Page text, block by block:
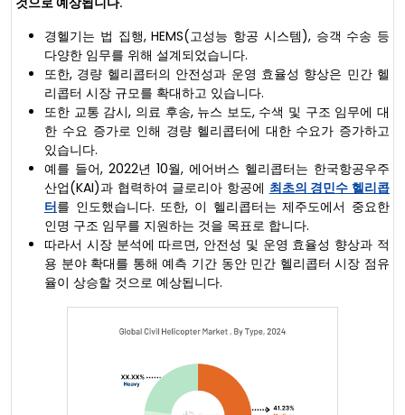
경헬기는 법 집행, HEMS(고성능 항공 시스템), 승객 수송 등
다양한 임무를 위해 설계되었습니다.
또한, 경량 헬리콥터의 안전성과 운영 효율성 향상은 민간 헬
리콥터 시장 규모를 확대하고 있습니다.
또한 교통 감시, 의료 후송, 뉴스 보도, 수색 및 구조 임무에 대
한 수요 증가로 인해 경량 헬리콥터에 대한 수요가 증가하고
있습니다.
예를 들어, 2022년 10월, 에어버스 헬리콥터는 한국항공우주
산업(KAI)과 협력하여 글로리아 항공에 최초의 경민수 헬리콥
터를 인도했습니다. 또한, 이 헬리콥터는 제주도에서 중요한
인명 구조 임무를 지원하는 것을 목표로 합니다.
따라서 시장 분석에 따르면, 안전성 및 운영 효율성 향상과 적
용 분야 확대를 통해 예측 기간 동안 민간 헬리콥터 시장 점유
율이 상승할 것으로 예상됩니다.